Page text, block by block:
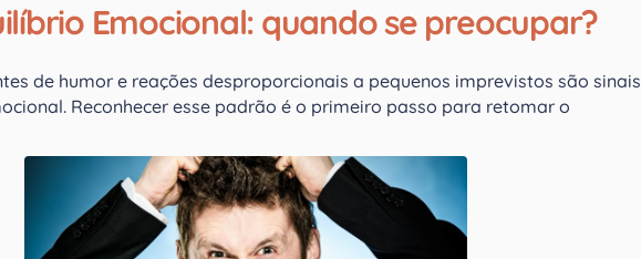
Emocional: quando se preocupar?
de humor e reações desproporcionais a pequenos imprevistos são sinais
Reconhecer esse padrão é o primeiro passo para retomar o